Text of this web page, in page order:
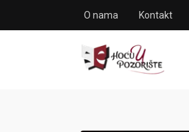
O nama Kontakt